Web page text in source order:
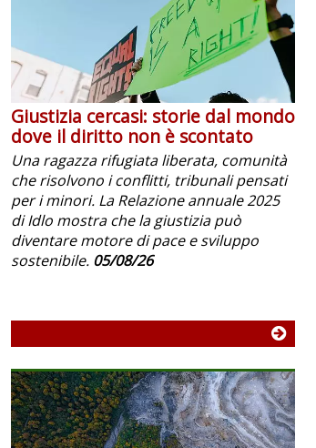
Giustizia cercasi: storie dal mondo
dove il diritto non è scontato
Una ragazza rifugiata liberata, comunità
che risolvono i conflitti, tribunali pensati
per i minori. La Relazione annuale 2025
di Idlo mostra che la giustizia può
diventare motore di pace e sviluppo
sostenibile. 05/08/26